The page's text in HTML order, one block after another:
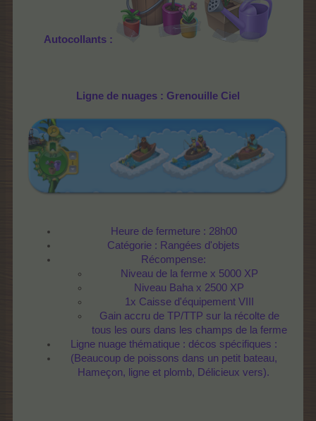
Autocollants :
Ligne de nuages : Grenouille Ciel
Heure de fermeture : 28h00
Catégorie : Rangées d'objets
Récompense:
Niveau de la ferme x 5000 XP
Niveau Baha x 2500 XP
1x Caisse d'équipement VIII
Gain accru de TP/TTP sur la récolte de
tous les ours dans les champs de la ferme
Ligne nuage thématique : décos spécifiques :
(Beaucoup de poissons dans un petit bateau,
Hameçon, ligne et plomb, Délicieux vers).